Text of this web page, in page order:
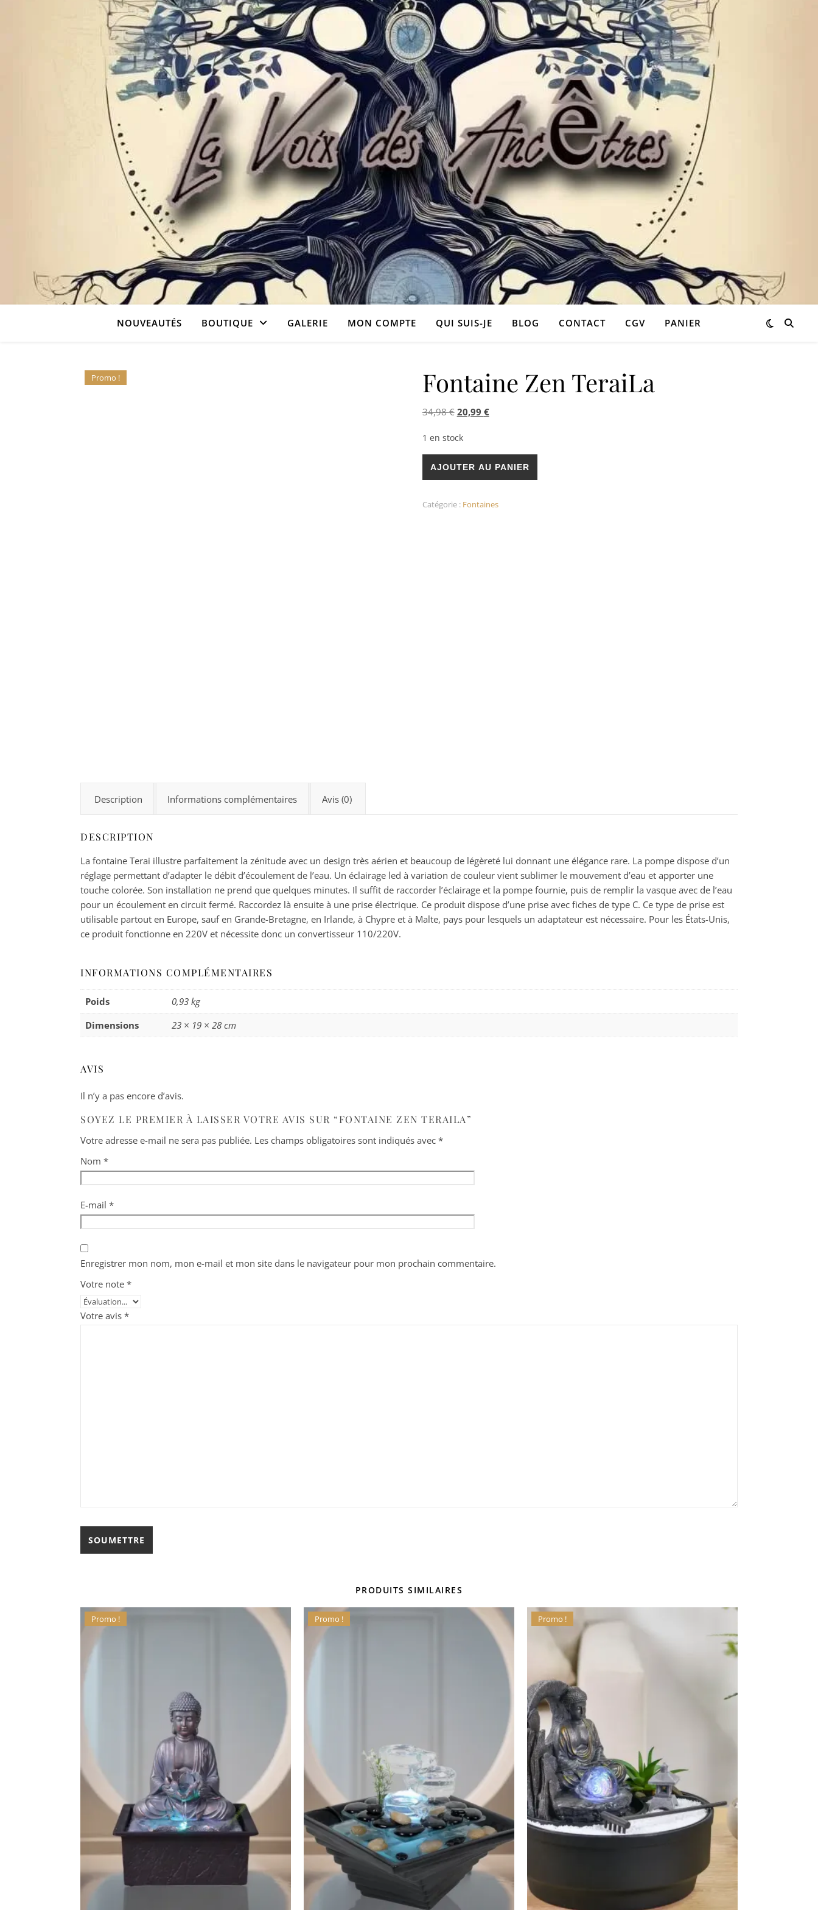
NOUVEAUTÉS BOUTIQUE GALERIE MON COMPTE QUI SUIS-JE BLOG CONTACT CGV PANIER
Promo ! Fontaine Zen TeraiLa
34,98€ Le prix initial était : 34,98 €.
20,99 €Le prix actuel est : 20,99 €.
1 en stock
quantité de Fontaine Zen TeraiLa
AJOUTER AU PANIER
Catégorie : Fontaines
Description Informations complémentaires Avis (0)
DESCRIPTION
La fontaine Terai illustre parfaitement la zénitude avec un design très aérien et beaucoup de légèreté lui donnant une élégance rare. La pompe dispose d’un
réglage permettant d’adapter le débit d’écoulement de l’eau. Un éclairage led à variation de couleur vient sublimer le mouvement d’eau et apporter une
touche colorée. Son installation ne prend que quelques minutes. Il suffit de raccorder l’éclairage et la pompe fournie, puis de remplir la vasque avec de l’eau
pour un écoulement en circuit fermé. Raccordez là ensuite à une prise électrique. Ce produit dispose d’une prise avec fiches de type C. Ce type de prise est
utilisable partout en Europe, sauf en Grande-Bretagne, en Irlande, à Chypre et à Malte, pays pour lesquels un adaptateur est nécessaire. Pour les États-Unis,
ce produit fonctionne en 220V et nécessite donc un convertisseur 110/220V.
INFORMATIONS COMPLÉMENTAIRES
Poids
0,93 kg
Dimensions
23 × 19 × 28 cm
AVIS
Il n’y a pas encore d’avis.
SOYEZ LE PREMIER À LAISSER VOTRE AVIS SUR “FONTAINE ZEN TERAILA”
Votre adresse e-mail ne sera pas publiée. Les champs obligatoires sont indiqués avec *
Nom *
E-mail *
Enregistrer mon nom, mon e-mail et mon site dans le navigateur pour mon prochain commentaire.
Votre note *
Votre avis *
PRODUITS SIMILAIRES
Promo ! Promo ! Promo !